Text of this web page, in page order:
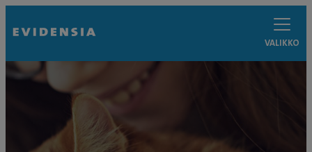
VALIKKO